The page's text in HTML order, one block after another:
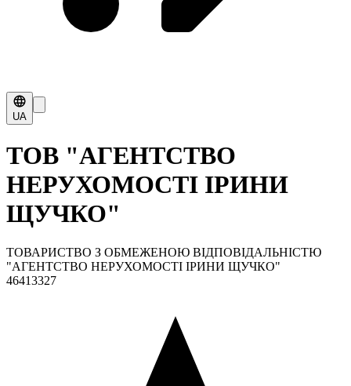
UA
ТОВ "АГЕНТСТВО
НЕРУХОМОСТІ ІРИНИ
ЩУЧКО"
ТОВАРИСТВО З ОБМЕЖЕНОЮ ВІДПОВІДАЛЬНІСТЮ
"АГЕНТСТВО НЕРУХОМОСТІ ІРИНИ ЩУЧКО"
46413327